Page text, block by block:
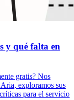
y qué falta en
gratis? Nos
exploramos sus
para el servicio